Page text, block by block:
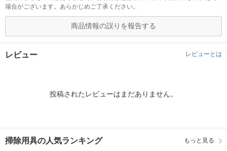
場合がございます。あらかじめご了承ください。
商品情報の誤りを報告する
レビュー レビューとは
投稿されたレビューはまだありません。
掃除用具の人気ランキング もっと見る